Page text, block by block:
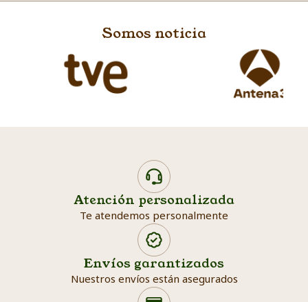
Somos noticia
Atención personalizada
Te atendemos personalmente
Envíos garantizados
Nuestros envíos están asegurados
Search products